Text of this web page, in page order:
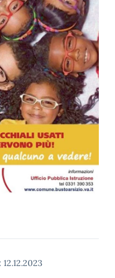
12.12.2023